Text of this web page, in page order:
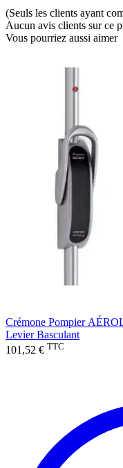
(Seuls les clients ayant
Aucun avis clients sur ce
Vous pourriez aussi aimer
Crémone Pompier
Levier Basculant
101,52 € TTC